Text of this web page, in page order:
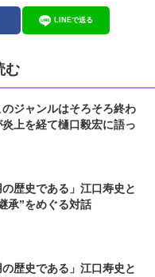
LINEで送る
む
のジャンルはそろそろ終わ
上を経て樋口毅宏に語っ
の歴史である」江口寿史と
承”をめぐる対話
の歴史である」江口寿史と